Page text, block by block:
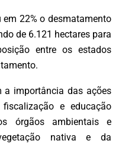
em 22% o desmatamento
de 6.121 hectares para
entre os estados
a importância das ações
e educação
órgãos ambientais e
nativa e da